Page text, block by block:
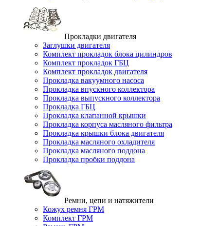
Прокладки двигателя
Заглушки двигателя
Комплект прокладок блока цилиндров
Комплект прокладок ГБЦ
Комплект прокладок двигателя
Прокладка вакуумного насоса
Прокладка впускного коллектора
Прокладка выпускного коллектора
Прокладка ГБЦ
Прокладка клапанной крышки
Прокладка корпуса масляного фильтра
Прокладка крышки блока двигателя
Прокладка масляного охладителя
Прокладка масляного поддона
Прокладка пробки поддона
Ремни, цепи и натяжители
Кожух ремня ГРМ
Комплект ГРМ